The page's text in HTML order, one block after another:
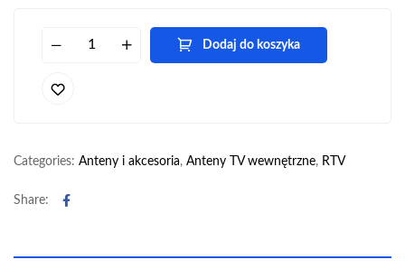
Dodaj do koszyka
Categories: Anteny i akcesoria, Anteny TV wewnętrzne, RTV
Share: Facebook